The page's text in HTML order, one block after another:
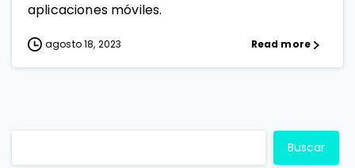
aplicaciones móviles.
agosto 18, 2023 Read more
Buscar